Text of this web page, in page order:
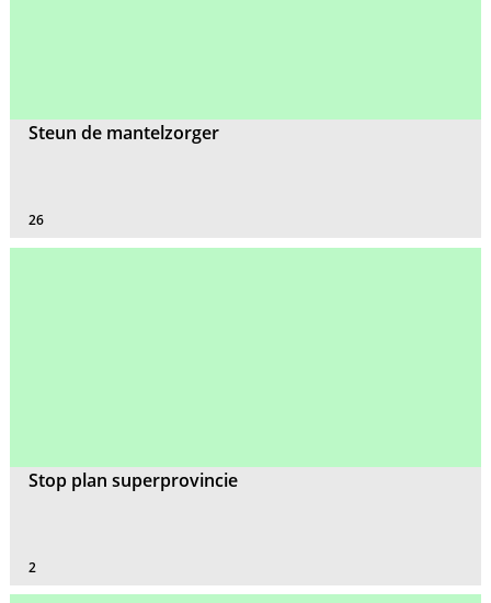
Steun de mantelzorger
26
Stop plan superprovincie
2